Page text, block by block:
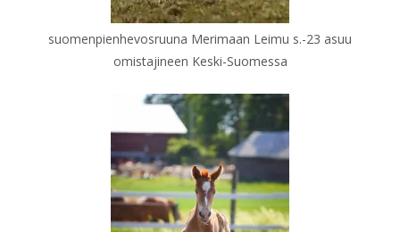
suomenpienhevosruuna Merimaan Leimu s.-23 asuu
omistajineen Keski-Suomessa